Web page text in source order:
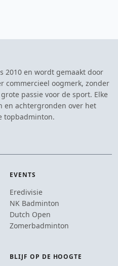
2010 en wordt gemaakt door
commercieel oogmerk, zonder
passie voor de sport. Elke
en achtergronden over het
topbadminton.
EVENTS
Eredivisie
NK Badminton
Dutch Open
Zomerbadminton
BLIJF OP DE HOOGTE